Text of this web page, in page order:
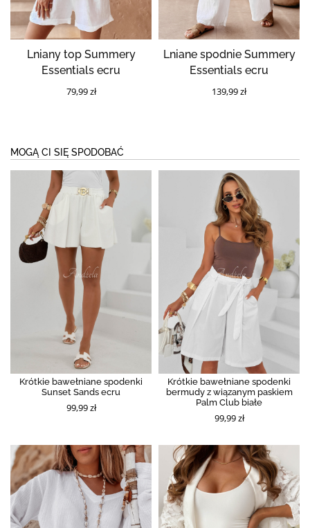
Lniany top Summery
Essentials ecru
79,99 zł
Lniane spodnie Summery
Essentials ecru
139,99 zł
MOGĄ CI SIĘ SPODOBAĆ
Krótkie bawełniane spodenki
Sunset Sands ecru
99,99 zł
Krótkie bawełniane spodenki
bermudy z wiązanym paskiem
Palm Club białe
99,99 zł